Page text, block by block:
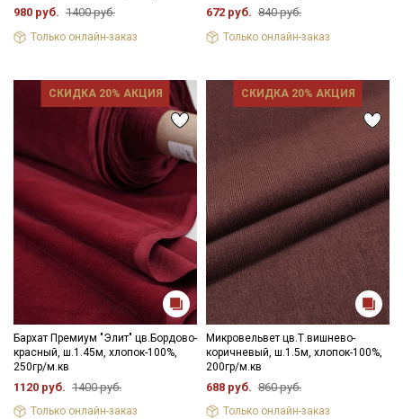
980 руб. 1400 руб.
Только онлайн-заказ
672 руб. 840 руб.
Только онлайн-заказ
СКИДКА 20% АКЦИЯ
Бархат Премиум "Элит" цв.Бордово-
красный, ш.1.45м, хлопок-100%,
250гр/м.кв
1120 руб. 1400 руб.
Только онлайн-заказ
СКИДКА 20% АКЦИЯ
Микровельвет цв.Т.вишнево-
коричневый, ш.1.5м, хлопок-100%,
200гр/м.кв
688 руб. 860 руб.
Только онлайн-заказ